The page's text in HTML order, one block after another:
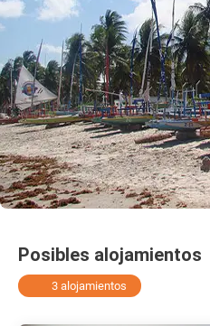
Posibles alojamientos
3 alojamientos